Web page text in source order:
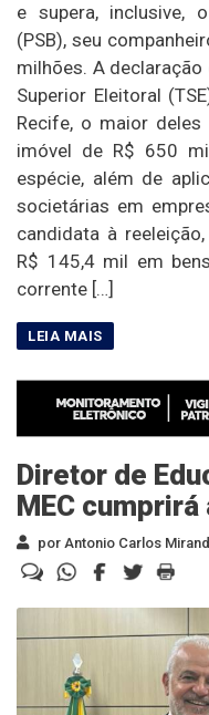
e supera, inclusive,
(PSB), seu
milhões. A declaração
Superior Eleitoral
Recife, o maior
imóvel de R$ 650
espécie, além de
societárias em
candidata à
R$ 145,4 mil em
corrente […]
Diretor de
MEC
por Antonio Carlos